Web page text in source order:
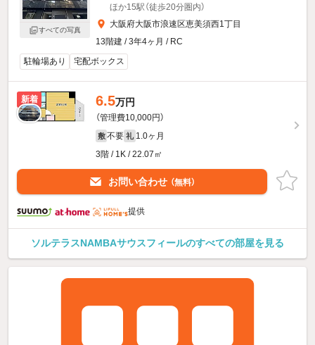
すべての写真
ほか15駅（徒歩20分圏内）
大阪府大阪市浪速区恵美須西1丁目
13階建 / 3年4ヶ月 / RC
駐輪場あり
宅配ボックス
新着 6.5万円
（管理費10,000円）
敷 不要 礼 1.0ヶ月
3階 / 1K / 22.07㎡
お問い合わせ （無料）
提供
ソルテラスNAMBAサウスフィールのすべての部屋を見る